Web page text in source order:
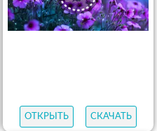
ОТКРЫТЬ СКАЧАТЬ